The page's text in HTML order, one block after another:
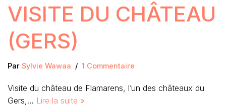
VISITE DU CHÂTEAU
(GERS)
Par Sylvie Wawaa 1 Commentaire
Visite du château de Flamarens, l’un des châteaux du
Gers,… Lire la suite »